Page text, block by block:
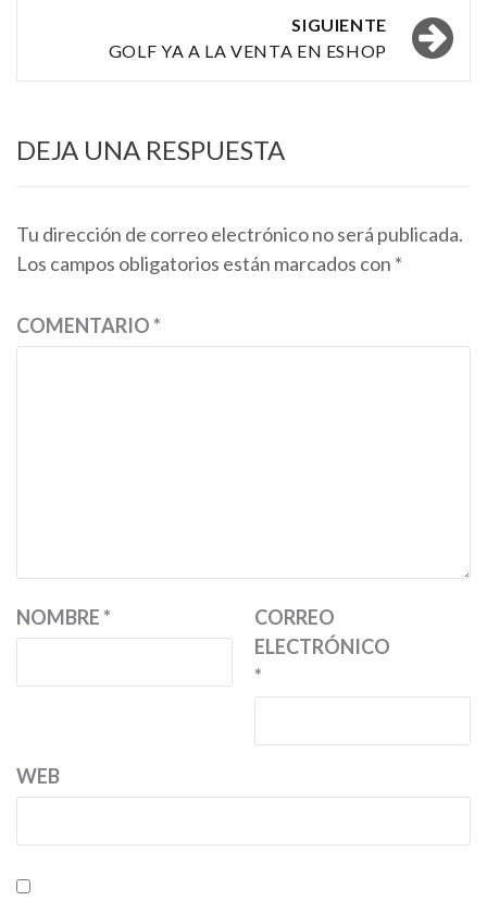
SIGUIENTE
GOLF YA A LA VENTA EN ESHOP
DEJA UNA RESPUESTA
Tu dirección de correo electrónico no será publicada.
Los campos obligatorios están marcados con *
COMENTARIO*
NOMBRE*
CORREO
ELECTRÓNICO
*
WEB